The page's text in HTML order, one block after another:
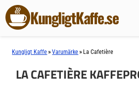
KungligtKaffe.se
Kungligt Kaffe »Varumärke » La Cafetière
LA CAFETIÈRE